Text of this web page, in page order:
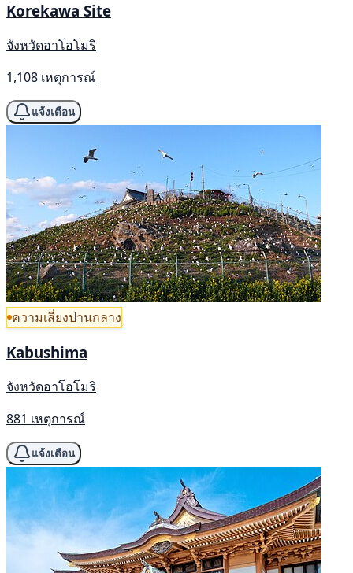
Korekawa Site
จังหวัดอาโอโมริ
1,108 เหตุการณ์
แจ้งเตือน
ความเสี่ยงปานกลาง
Kabushima
จังหวัดอาโอโมริ
881 เหตุการณ์
แจ้งเตือน